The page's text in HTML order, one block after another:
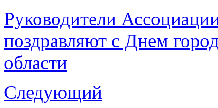
Руководители
поздравляют с Днем
области
Следующий